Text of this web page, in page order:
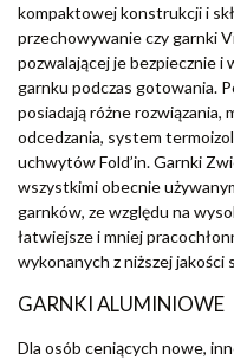
kompaktowej konstrukcji i
przechowywanie czy garnki
pozwalającej je bezpiecznie i
garnku podczas gotowania.
posiadają różne rozwiązania,
odcedzania, system
uchwytów Fold’in. Garnki
wszystkimi obecnie
garnków, ze względu na
łatwiejsze i mniej
wykonanych z niższej jakości
GARNKI ALUMINIOWE
Dla osób ceniących nowe,